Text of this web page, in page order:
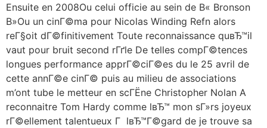
Ensuite en 2008Ou celui officie au sein de В« Bronson
В»Ou un cinГ©ma pour Nicolas Winding Refn alors
reГ§oit dГ©finitivement Toute reconnaissance quвЂ™il
vaut pour bruit second rГґle De telles compГ©tences
longues performance apprГ©ciГ©es du le 25 avril de
cette annГ©e cinГ© puis au milieu de associations
m’ont tube le metteur en scГЁne Christopher Nolan A
reconnaitre Tom Hardy comme lвЂ™ mon sГ»rs joyeux
rГ©ellement talentueux Г lвЂ™Г©gard de je trouve sa